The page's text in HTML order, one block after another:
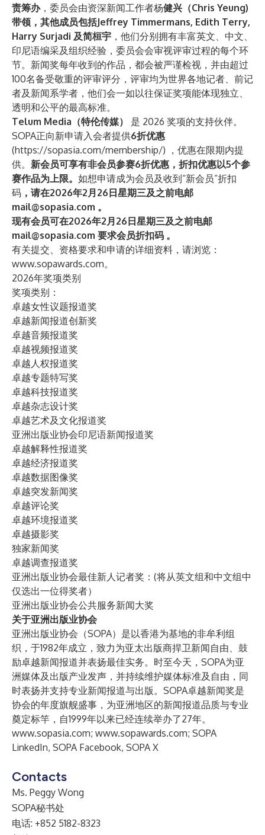
责筹办，委员会由资深新闻工作者杨健兴（Chris Yeung)
带领，其他成员包括Jeffrey Timmermans, Edith Terry,
Harry Surjadi 及简桓宇 ，他们分别拥有丰富英文、中文、
印尼语编采及组织经验，委员会会审视评审过程的每个环
节。新闻奖每年收到的作品，都会被严谨检视，并由超过
100名备受敬重的评审评分，评审均为世界各地记者、前记
者及新闻系学者，他们会一如以往保证奖项能体现独立、
透明和公平的最高标准。
Telum Media（特伦传媒）
是 2026 奖项的支持伙伴。
SOPA正向新申请入会者提供6折优惠
(https://sopasia.com/membership/) ，优惠在限期内提
供。 新会员可享有非会员参赛6折优惠，折扣优惠以5个参
赛作品为上限。 如想申请成为会员及收到“新会员”折扣
码 ，请在2026年2月26日星期三及之前电邮
mail@sopasia.com 。
现有会员可在2026年2月26日星期三及之前电邮
mail@sopasia.com 要求会员折扣码 。
有关提交、资格要求和申请的详细资料，请浏览：
www.sopawards.com。
2026年奖项类别
奖项类别：
卓越女性议题报道奖
卓越新闻报道创新奖
卓越音频报道奖
卓越视频报道奖
卓越人权报道奖
卓越专题特写奖
卓越科技报道奖
卓越杂志设计奖
卓越艺术及文化报道奖
亚洲出版业协会印尼语新闻报道奖
卓越解释性报道奖
卓越经济报道奖
卓越数据图像奖
卓越突发新闻奖
卓越评论奖
卓越环境报道奖
卓越摄影奖
独家新闻奖
卓越调查报道奖
亚洲出版业协会最佳新人记者奖：(将从英文组和中文组中
仅选出一位得奖者）
亚洲出版业协会公共服务新闻大奖
关于亚洲出版业协会
亚洲出版业协会（SOPA）是以香港为基地的非牟利组
织，于1982年成立，致力为亚太出版商捍卫新闻自由、鼓
励卓越新闻报道并表扬最佳实务。时至今天，SOPA为亚
洲媒体及出版产业发声，并持续维护媒体标准及自由，同
时表扬并支持专业新闻报道与出版。SOPA卓越新闻奖是
协会的年度旗舰盛事，为亚洲地区的新闻报道品质与专业
奠定标竿，自1999年以来已经连续举办了27年。
www.sopasia.com; www.sopawards.com; SOPA
LinkedIn, SOPA Facebook, SOPA X
Contacts
Ms. Peggy Wong
SOPA秘书处
电话: +852 5182-8323